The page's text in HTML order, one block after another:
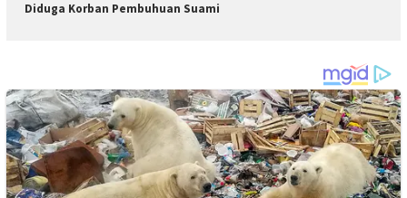
Diduga Korban Pembuhuan Suami